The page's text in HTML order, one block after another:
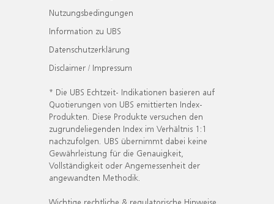
Nutzungsbedingungen
Information zu UBS
Datenschutzerklärung
Disclaimer / Impressum
* Die UBS Echtzeit- Indikationen basieren auf
Quotierungen von UBS emittierten Index-
Produkten. Diese Produkte versuchen den
zugrundeliegenden Index im Verhältnis 1:1
nachzufolgen. UBS übernimmt dabei keine
Gewährleistung für die Genauigkeit,
Vollständigkeit oder Angemessenheit der
angewandten Methodik.